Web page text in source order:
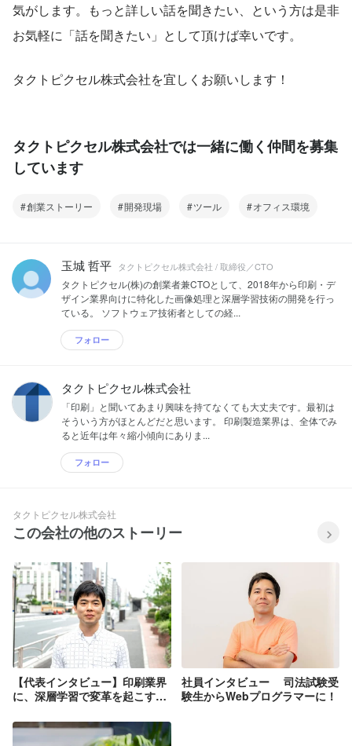
気がします。もっと詳しい話を聞きたい、という方は是非
お気軽に「話を聞きたい」として頂けば幸いです。
タクトピクセル株式会社を宜しくお願いします！
タクトピクセル株式会社では一緒に働く仲間を募集
しています
創業ストーリー 開発現場 ツール オフィス環境
玉城 哲平 タクトピクセル株式会社 / 取締役／CTO
タクトピクセル(株)の創業者兼CTOとして、2018年から印刷・デ
ザイン業界向けに特化した画像処理と深層学習技術の開発を行っ
ている。 ソフトウェア技術者としての経...
フォロー
タクトピクセル株式会社
「印刷」と聞いてあまり興味を持てなくても大丈夫です。最初は
そういう方がほとんどだと思います。 印刷製造業界は、全体でみ
ると近年は年々縮小傾向にありま...
フォロー
タクトピクセル株式会社
この会社の他のストーリー
【代表インタビュー】印刷業界
に、深層学習で変革を起こす
ピクセルの戦い方
社員インタビュー 司法試験受
験生からWebプログラマーに！